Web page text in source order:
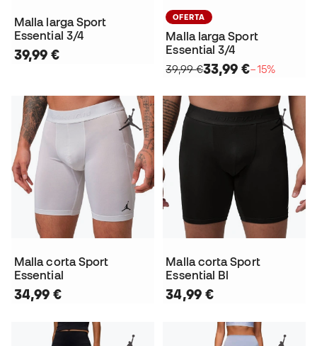
Malla larga Sport
Essential 3/4
39,99 €
OFERTA
Malla larga Sport
Essential 3/4
39,99 €33,99 €−15%
Malla corta Sport
Essential
34,99 €
Malla corta Sport
Essential Bl
34,99 €